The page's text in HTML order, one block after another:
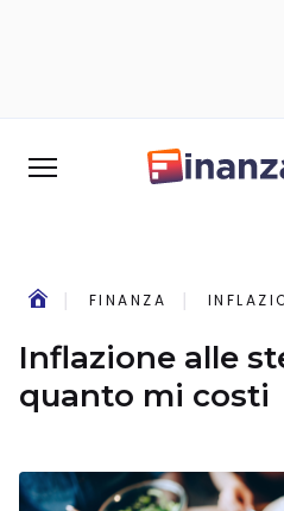
FINANZA
Inflazione alle
quanto mi costi